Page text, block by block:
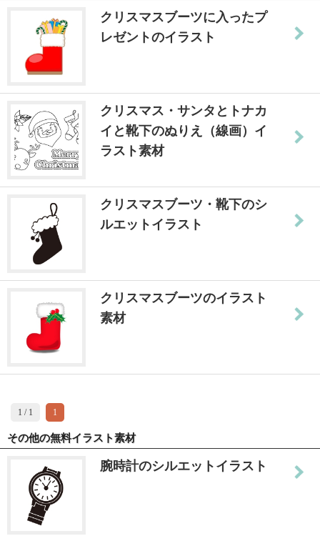
クリスマスブーツに入ったプ
レゼントのイラスト
クリスマス・サンタとトナカ
イと靴下のぬりえ（線画）イ
ラスト素材
クリスマスブーツ・靴下のシ
ルエットイラスト
クリスマスブーツのイラスト
素材
1 / 1 1
その他の無料イラスト素材
腕時計のシルエットイラスト